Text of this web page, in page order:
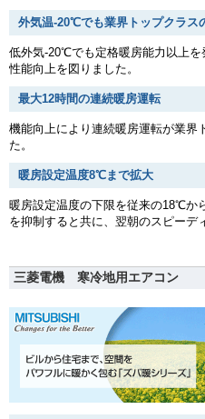
外気温-20℃でも業界トップクラス
低外気-20℃でも定格暖房能力以上
性能向上を図りました。
最大12時間の連続暖房運転
機能向上により連続暖房運転が業界
た。
暖房設定温度8℃まで拡大
暖房設定温度の下限を従来の18℃か
を抑制すると共に、翌朝のスピーデ
三菱電機 寒冷地用エアコン